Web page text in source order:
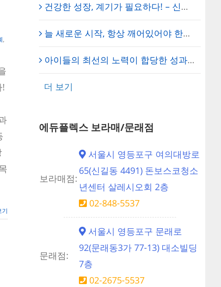
,
!
기
건강한 성장, 계기가 필요하다! – 신도림 에듀플렉스 원장의 일기
늘 새로운 시작, 항상 깨어있어야 한다! – 에듀플렉스 신도림 학원
아이들의 최선의 노력이 합당한 성과로 돌아오기를… – 에듀플렉스 신도림 학원 채석 대표원장
더 보기
에듀플렉스 보라매/문래점
보라매점:
서울시 영등포구 여의대방로
65(신길동 4491) 돈보스코청소
년센터 살레시오회 2층
02-848-5537
문래점:
서울시 영등포구 문래로
92(문래동3가 77-13) 대소빌딩
7층
02-2675-5537